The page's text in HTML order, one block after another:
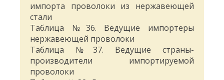
импорта проволоки из нержавеющей
стали
Таблица №36. Ведущие импортеры
нержавеющей проволоки
Таблица №37. Ведущие страны-
производители импортируемой
проволоки